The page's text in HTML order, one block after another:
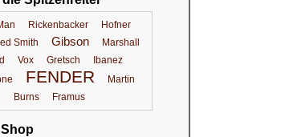
Rickenbacker
Hofner
Smith
Gibson
Marshall
Vox Gretsch
Ibanez
FENDER
Martin
Burns
Framus
Shop